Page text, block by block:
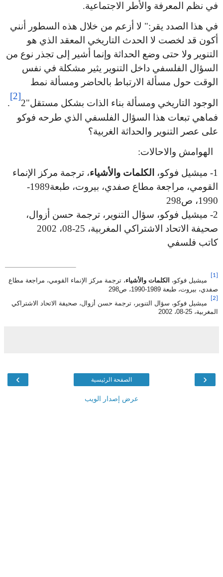
في نظم المعرفة والأطر الاجتماعية.
في هذا الصدد يقر:" لا أزعم من خلال هذه السطور أنني
أكون قد لخصت لا الحدث التاريخي المعقد الذي هو
التنوير ولا حتى وضع الحداثة وإنما أشير إلى تجذر نوع من
السؤال الفلسفي داخل التنوير يثير مشكلة في نفس
الوقت حول مسألة الارتباط بالحاضر ومسألة نمط
الوجود التاريخي ومسألة بناء الذات بشكل مستقل"2
[2]
.
فماهي تبعات هذا السؤال الفلسفي الذي طرحه فوكو
على عصر التنوير والحداثة الغربية؟
الهوامش والاحالات:
1-
ميشيل فوكو، الكلمات والأشياء، ترجمة مركز الإنماء
القومي، مراجعة مطاع صفدي، بيروت، طبعة1989-
1990، ص298
2-
ميشيل فوكو، سؤال التنوير، ترجمة حسن أزوال،
صحيفة الاتحاد الاشتراكي المغربية، 25-08، 2002
كاتب فلسفي
[1]
ميشيل فوكو، الكلمات والأشياء، ترجمة مركز الإنماء القومي، مراجعة مطاع
صفدي، بيروت، طبعة 1989-1990، ص298
[2]
ميشيل فوكو، سؤال التنوير، ترجمة حسن أزوال، صحيفة الاتحاد الاشتراكي
المغربية، 25-08، 2002
‹
› الصفحة الرئيسية
عرض إصدار الويب